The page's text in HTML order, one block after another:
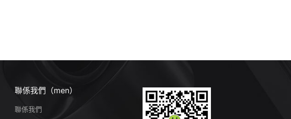
聯係我們（men）
聯係我們